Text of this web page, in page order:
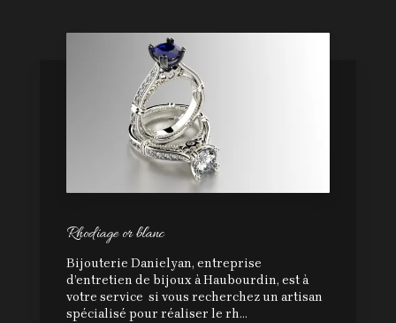
Rhodiage or blanc
Bijouterie Danielyan, entreprise
d’entretien de bijoux à Haubourdin, est à
votre service si vous recherchez un artisan
spécialisé pour réaliser le rh...